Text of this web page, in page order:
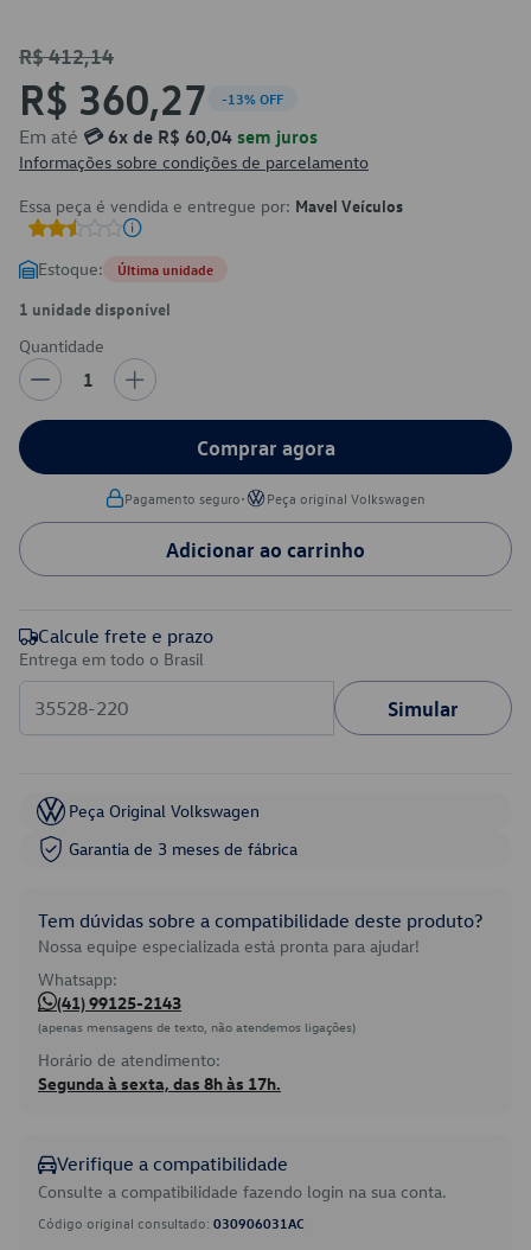
R$ 412,14
R$ 360,27 -13% OFF
Em até 💳 6x de R$ 60,04 sem juros
Informações sobre condições de parcelamento
Essa peça é vendida e entregue por: Mavel Veículos
Estoque: Última unidade
1 unidade disponível
Quantidade
1
Comprar agora
Pagamento seguro• Peça original Volkswagen
Adicionar ao carrinho
Calcule frete e prazo
Entrega em todo o Brasil
Simular
Peça Original Volkswagen
Garantia de 3 meses de fábrica
Tem dúvidas sobre a compatibilidade deste produto?
Nossa equipe especializada está pronta para ajudar!
Whatsapp:
(41) 99125-2143
(apenas mensagens de texto, não atendemos ligações)
Horário de atendimento:
Segunda à sexta, das 8h às 17h.
Verifique a compatibilidade
Consulte a compatibilidade fazendo login na sua conta.
Código original consultado: 030906031AC